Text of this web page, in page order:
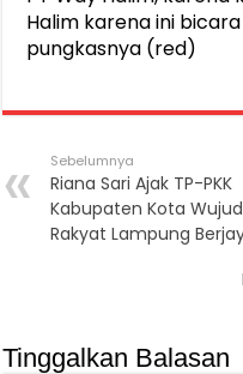
Halim karena ini
pungkasnya (red)
Sebelumnya
Riana Sari Ajak TP-PKK
Kabupaten Kota
Rakyat Lampung
Tinggalkan Balasan